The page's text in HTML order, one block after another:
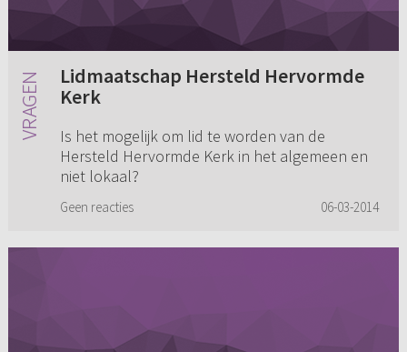
Lidmaatschap Hersteld Hervormde
Kerk
Is het mogelijk om lid te worden van de
Hersteld Hervormde Kerk in het algemeen en
niet lokaal?
Geen reacties 06-03-2014